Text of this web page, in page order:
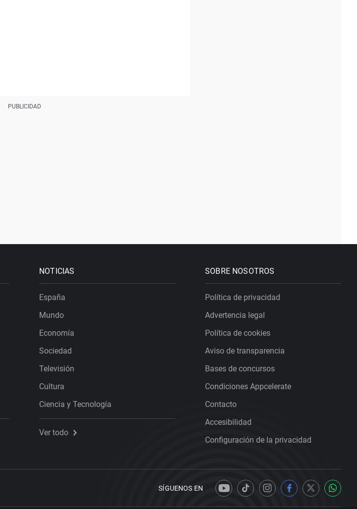
NOTICIAS
España
Mundo
Economía
Sociedad
Televisión
Cultura
Ciencia y Tecnología
Ver todo
SOBRE NOSOTROS
Política de privacidad
Advertencia legal
Política de cookies
Aviso de transparencia
Bases de concursos
Condiciones Appcelerate
Contacto
Accesibilidad
Configuración de la privacidad
SÍGUENOS EN